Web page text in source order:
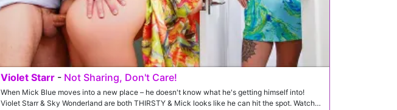
Violet Starr - Not Sharing, Don't Care!
When Mick Blue moves into a new place – he doesn't know what he's getting himself into!
Violet Starr & Sky Wonderland are both THIRSTY & Mick looks like he can hit the spot. Watch